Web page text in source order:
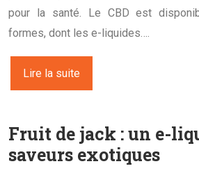
pour la santé. Le CBD est
formes, dont les e-liquides….
Lire la suite
Fruit de jack : un e-
saveurs exotiques